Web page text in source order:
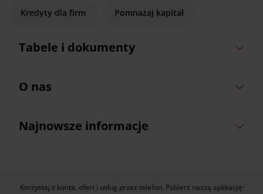
Kredyty dla firm Pomnażaj kapitał
Tabele i dokumenty
O nas
Najnowsze informacje
Korzystaj z konta, ofert i usług przez telefon. Pobierz naszą aplikację: